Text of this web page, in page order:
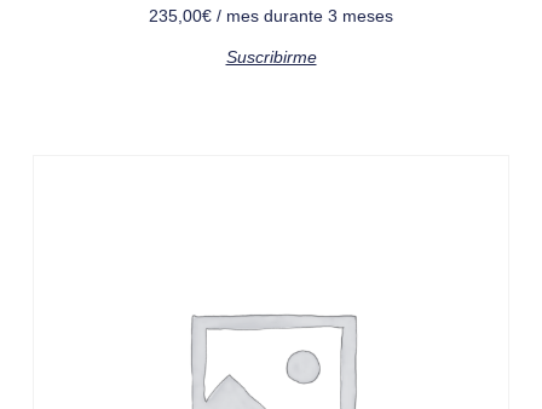
235,00€ / mes durante 3 meses
Suscribirme